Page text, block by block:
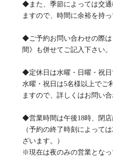
◆また、季節によっては交
ますので、時間に余裕を持っ
◆ご予約お問い合わせの際
間》も併せてご記入下さい。
◆定休日は水曜・日曜・祝日
水曜・祝日は5名様以上でご
ますので、詳しくはお問い合
◆営業時間は午後18時、閉店
（予約の終了時刻によって
ざいます。）
※現在は夜のみの営業となっ